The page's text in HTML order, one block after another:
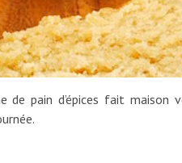
de pain d’épices fait maison